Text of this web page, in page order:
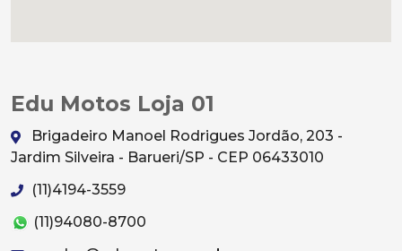
Edu Motos Loja 01
Brigadeiro Manoel Rodrigues Jordão, 203 -
Jardim Silveira - Barueri/SP - CEP 06433010
(11)4194-3559
(11)94080-8700